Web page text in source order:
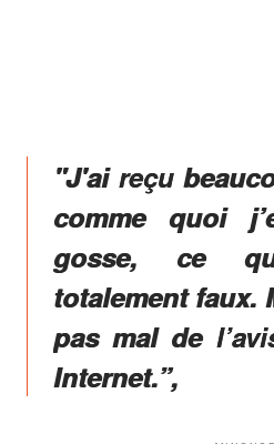
"J'ai reçu
comme quoi
gosse, ce
totalement faux.
pas mal de
Internet.”,